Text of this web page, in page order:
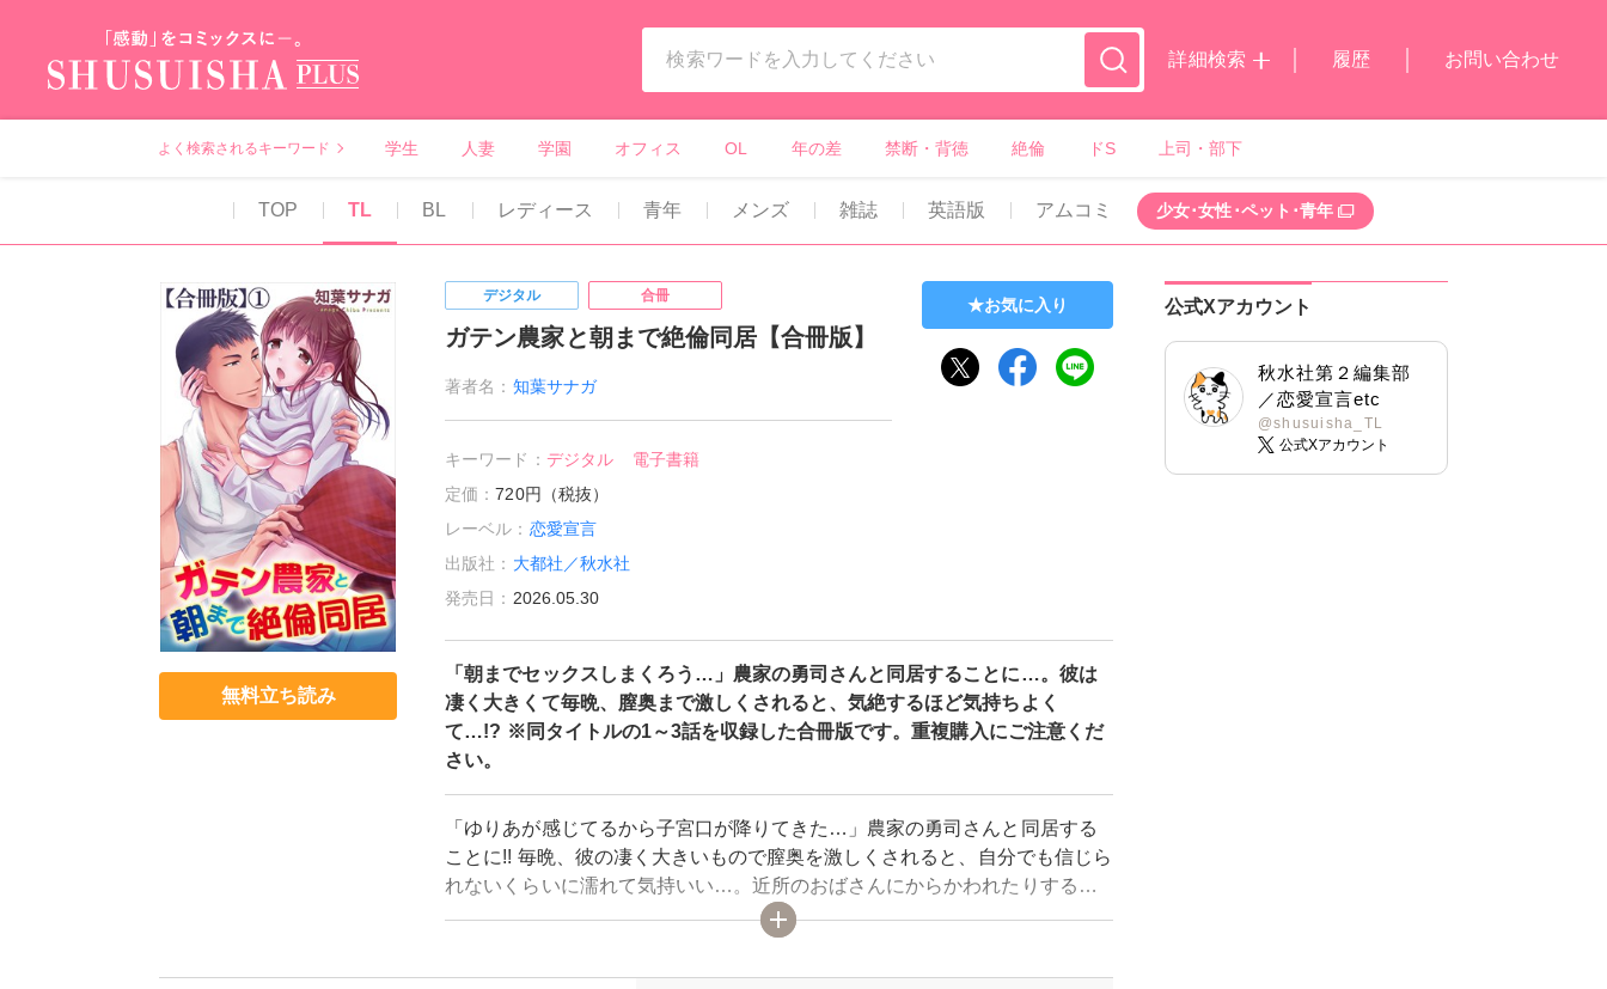
詳細検索
履歴 お問い合わせ
よく検索されるキーワード 学生 人妻 学園 オフィス OL 年の差 禁断・背徳 絶倫 ドS 上司・部下
TOP TL BL レディース 青年 メンズ 雑誌 英語版 アムコミ 少女･女性･ペット･青年
無料立ち読み
デジタル 合冊
ガテン農家と朝まで絶倫同居【合冊版】
著者名： 知葉サナガ
キーワード： デジタル
電子書籍
定価：720円（税抜）
レーベル： 恋愛宣言
出版社： 大都社／秋水社
発売日： 2026.05.30
お気に入り
「朝までセックスしまくろう…」農家の勇司さんと同居することに…。彼は
凄く大きくて毎晩、膣奥まで激しくされると、気絶するほど気持ちよく
て…!? ※同タイトルの1～3話を収録した合冊版です。重複購入にご注意くだ
さい。
「ゆりあが感じてるから子宮口が降りてきた…」農家の勇司さんと同居する
ことに!! 毎晩、彼の凄く大きいもので膣奥を激しくされると、自分でも信じら
れないくらいに濡れて気持いい…。近所のおばさんにからかわれたりするけ
ど、毎日本当に幸せ。でも、ある日勇司さんの結婚写真を見つけてしまい…
お兄さんかなとも思ったけど、昼間は忙しいし、夜は朝まで膣内を弄られ
公式Xアカウント
秋水社第２編集部
／恋愛宣言etc
@shusuisha_TL
公式Xアカウント